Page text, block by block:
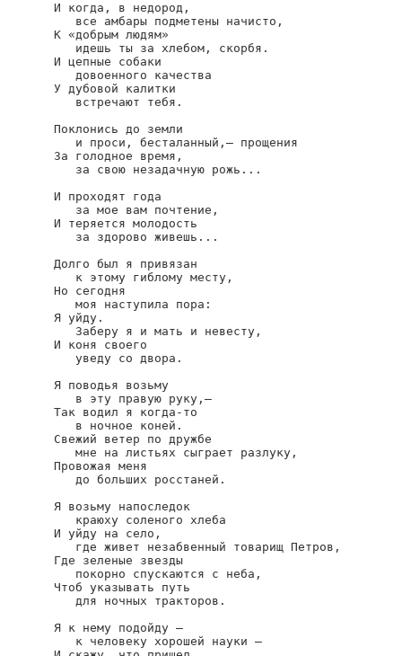
И когда, в недород,
   все амбары подметены начисто,
К «добрым людям»
   идешь ты за хлебом, скорбя.
И цепные собаки
   довоенного качества
У дубовой калитки
   встречают тебя.
Поклонись до земли
   и проси, бесталанный,— прощения
За голодное время,
   за свою незадачную рожь...
И проходят года
   за мое вам почтение,
И теряется молодость
   за здорово живешь...
Долго был я привязан
   к этому гиблому месту,
Но сегодня
   моя наступила пора:
Я уйду.
   Заберу я и мать и невесту,
И коня своего
   уведу со двора.
Я поводья возьму
   в эту правую руку,—
Так водил я когда-то
   в ночное коней.
Свежий ветер по дружбе
   мне на листьях сыграет разлуку,
Провожая меня
   до больших росстаней.
Я возьму напоследок
   краюху соленого хлеба
И уйду на село,
   где живет незабвенный товарищ Петров,
Где зеленые звезды
   покорно спускаются с неба,
Чтоб указывать путь
   для ночных тракторов.
Я к нему подойду —
   к человеку хорошей науки —